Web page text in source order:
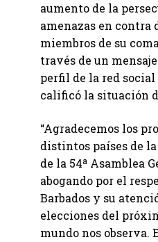
aumento de la
amenazas en contra
miembros de su
través de un
perfil de la red
calificó la situación
“Agradecemos los
distintos países de
de la 54ª Asamblea
abogando por el
Barbados y su
elecciones del
mundo nos observa.